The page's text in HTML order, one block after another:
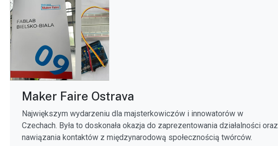
Maker Faire Ostrava
Największym wydarzeniu dla majsterkowiczów i innowatorów w
Czechach. Była to doskonała okazja do zaprezentowania działalności oraz
nawiązania kontaktów z międzynarodową społecznością twórców.